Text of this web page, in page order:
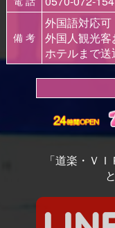
備 考
外国語対応可
外国人観光
ホテルまで送
「道楽・Ｖ